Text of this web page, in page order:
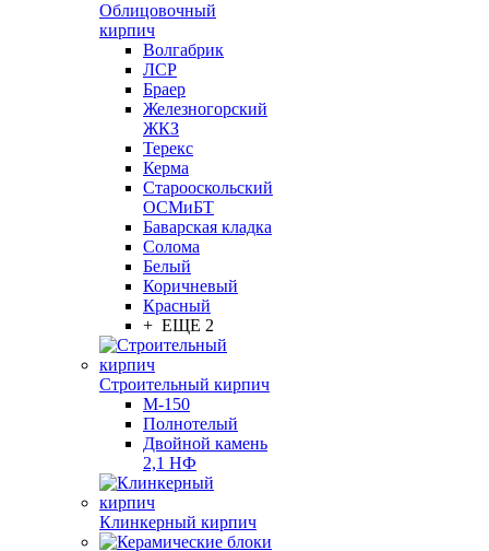
Облицовочный
кирпич
Волгабрик
ЛСР
Браер
Железногорский
ЖКЗ
Терекс
Керма
Старооскольский
ОСМиБТ
Баварская кладка
Солома
Белый
Коричневый
Красный
+ ЕЩЕ 2
Строительный кирпич
М-150
Полнотелый
Двойной камень
2,1 НФ
Клинкерный кирпич